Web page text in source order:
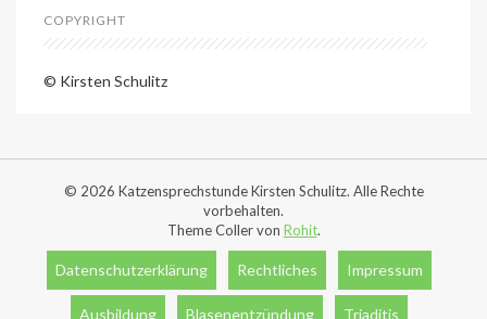
COPYRIGHT
© Kirsten Schulitz
© 2026 Katzensprechstunde Kirsten Schulitz. Alle Rechte
vorbehalten.
Theme Coller von Rohit.
Datenschutzerklärung Rechtliches Impressum
Ausbildung Blasenentzündung Triaditis